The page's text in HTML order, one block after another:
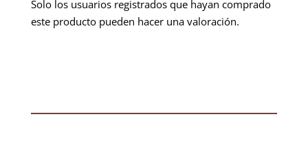
Solo los usuarios registrados que hayan comprado
este producto pueden hacer una valoración.